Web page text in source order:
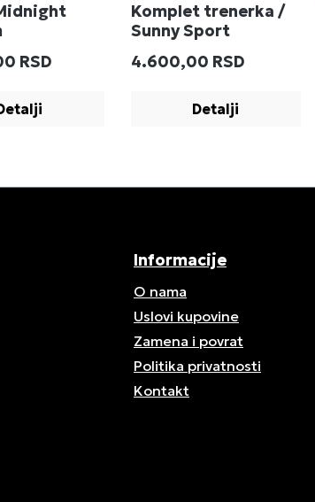
cena:
RSD
Komplet trenerka /
Sunny Sport
Redovna cena:
4.600,00 RSD
Detalji
Informacije
O nama
Uslovi kupovine
Zamena i povrat
Politika privatnosti
Kontakt